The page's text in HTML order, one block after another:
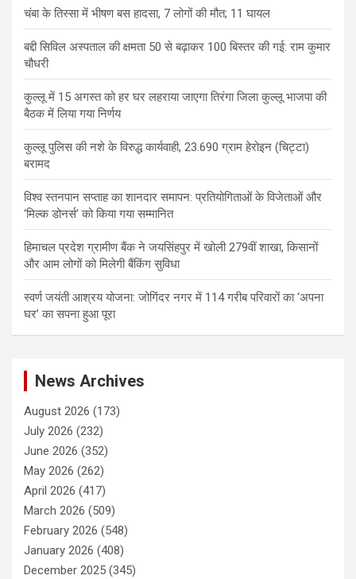
चंबा के तिस्सा में भीषण बस हादसा, 7 लोगों की मौत; 11 घायल
बद्दी सिविल अस्पताल की क्षमता 50 से बढ़ाकर 100 बिस्तर की गई: राम कुमार
चौधरी
कुल्लू में 15 अगस्त को हर घर लहराया जाएगा तिरंगा जिला कुल्लू भाजपा की
बैठक में लिया गया निर्णय
कुल्लू पुलिस की नशे के विरुद्ध कार्यवाही, 23.690 ग्राम हेरोइन (चिट्टा)
बरामद
विश्व स्तनपान सप्ताह का शानदार समापन: प्रतियोगिताओं के विजेताओं और
‘मिल्क डोनर्स’ को किया गया सम्मानित
हिमाचल प्रदेश ग्रामीण बैंक ने जयसिंहपुर में खोली 279वीं शाखा, किसानों
और आम लोगों को मिलेगी बैंकिंग सुविधा
स्वर्ण जयंती आश्रय योजना: जोगिंदर नगर में 114 गरीब परिवारों का ‘अपना
घर’ का सपना हुआ पूरा
News Archives
August 2026 (173)
July 2026 (232)
June 2026 (352)
May 2026 (262)
April 2026 (417)
March 2026 (509)
February 2026 (548)
January 2026 (408)
December 2025 (345)